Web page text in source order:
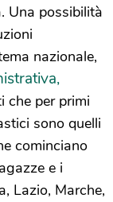
Una possibilità
nazionale,
che per primi
sono quelli
cominciano
e i
Lazio, Marche,